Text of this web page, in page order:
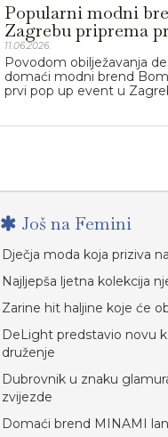
Popularni modni
Zagrebu priprema
11.06.2026.
Povodom obilježavanja
domaći modni brend
prvi pop up event u
Još na Femini
Dječja moda koja priziva
Najljepša ljetna kolekcija
Zarine hit haljine koje će
DeLight predstavio novu
druženje
Dubrovnik u znaku
zvijezde
Domaći brend MINAMI